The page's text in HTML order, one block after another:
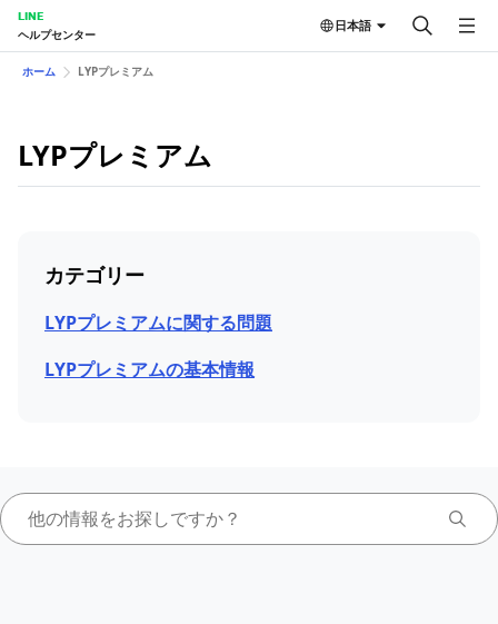
LINE
ヘルプセンター
日本語
ホーム LYPプレミアム
LYPプレミアム
カテゴリー
LYPプレミアムに関する問題
LYPプレミアムの基本情報